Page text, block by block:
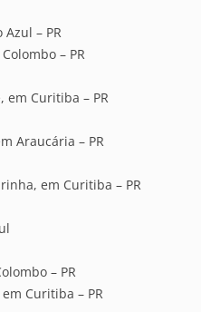
– PR
– PR
em Curitiba – PR
Araucária – PR
em Curitiba – PR
– PR
Curitiba – PR